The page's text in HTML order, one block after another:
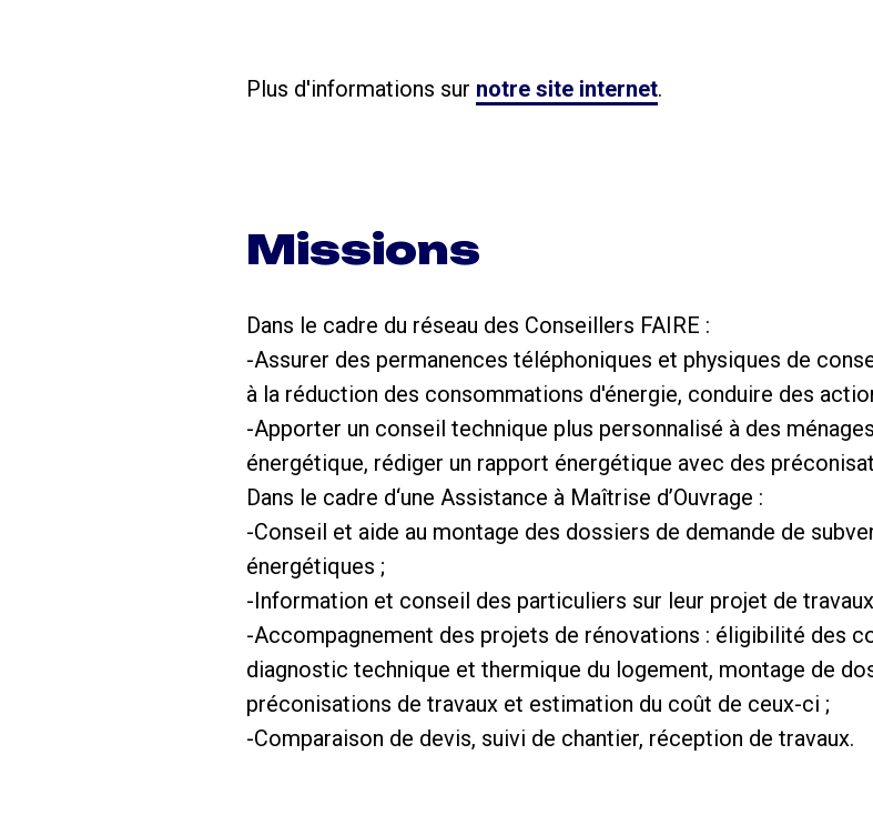
Plus d'informations sur notre site internet.
Missions
Dans le cadre du réseau des Conseillers FAIRE :
-Assurer des permanences téléphoniques et physiques de
à la réduction des consommations d'énergie, conduire des
-Apporter un conseil technique plus personnalisé à des
énergétique, rédiger un rapport énergétique avec des
Dans le cadre d‘une Assistance à Maîtrise d’Ouvrage :
-Conseil et aide au montage des dossiers de demande de
énergétiques ;
-Information et conseil des particuliers sur leur projet de
-Accompagnement des projets de rénovations : éligibilité des
diagnostic technique et thermique du logement, montage de
préconisations de travaux et estimation du coût de ceux-ci ;
-Comparaison de devis, suivi de chantier, réception de travaux.